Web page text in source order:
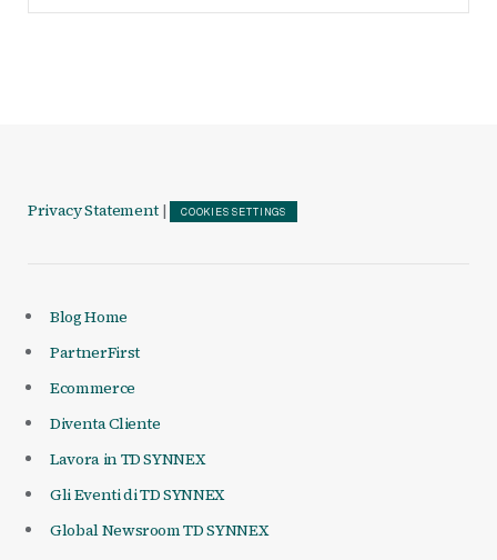
Articoli
Privacy Statement | COOKIES SETTINGS
Blog Home
PartnerFirst
Ecommerce
Diventa Cliente
Lavora in TD SYNNEX
Gli Eventi di TD SYNNEX
Global Newsroom TD SYNNEX